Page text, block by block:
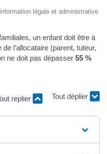
légale et administrative
un enfant doit être à
l’allocataire (parent, tuteur,
ne doit pas dépasser 55 %
replier Tout déplier